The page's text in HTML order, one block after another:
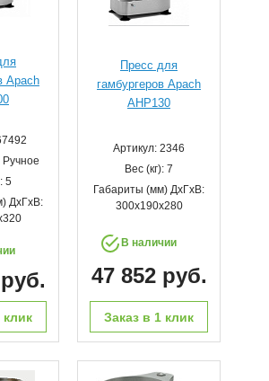
Apach
5
ДхГхВ:
клик
Пресс для
гамбургеров Apach
AHP130
Артикул: 2346
Вес (кг): 7
Габариты (мм) ДхГхВ:
300х190х280
В наличии
47 852 руб.
Заказ в 1 клик